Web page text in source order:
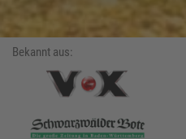
Bekannt aus: